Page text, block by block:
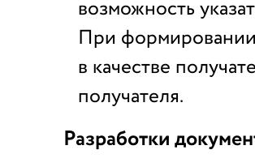
возможность
При формировании
в качестве
получателя.
Разработки